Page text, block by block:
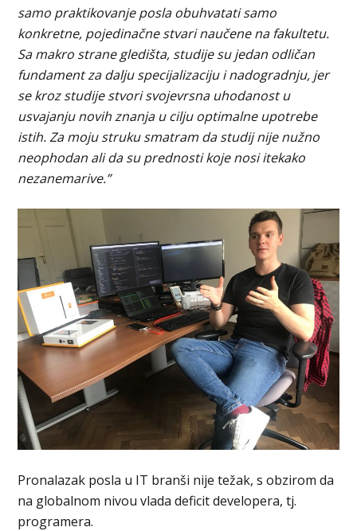
samo praktikovanje posla obuhvatati samo
konkretne, pojedinačne stvari naučene na fakultetu.
Sa makro strane gledišta, studije su jedan odličan
fundament za dalju specijalizaciju i nadogradnju, jer
se kroz studije stvori svojevrsna uhodanost u
usvajanju novih znanja u cilju optimalne upotrebe
istih. Za moju struku smatram da studij nije nužno
neophodan ali da su prednosti koje nosi itekako
nezanemarive.”
Pronalazak posla u IT branši nije težak, s obzirom da
na globalnom nivou vlada deficit developera, tj.
programera.